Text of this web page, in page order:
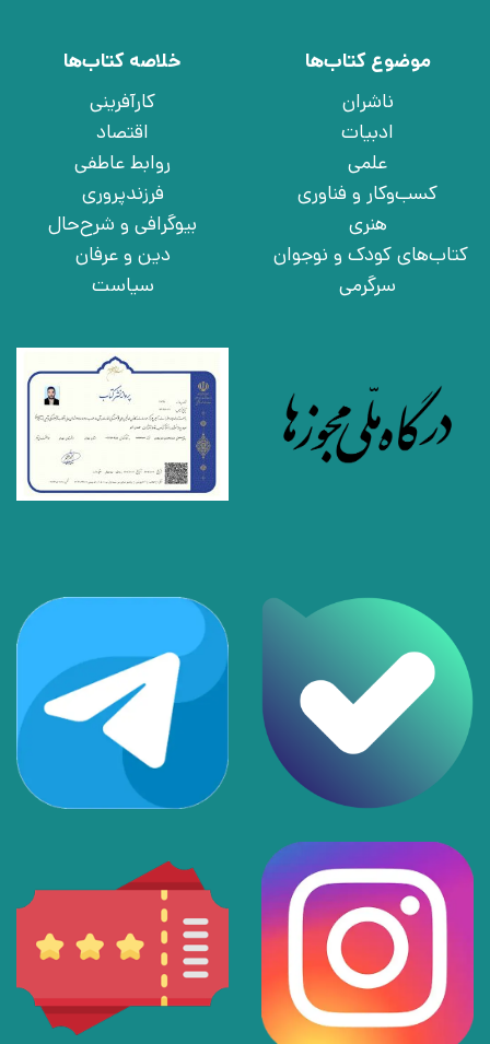
موضوع کتاب‌ها
ناشران
ادبیات
علمی
کسب‌وکار و فناوری
هنری
کتاب‌های کودک و نوجوان
سرگرمی
خلاصه کتاب‌ها
کارآفرینی
اقتصاد
روابط عاطفی
فرزندپروری
بیوگرافی و شرح‌حال
دین و عرفان
سیاست